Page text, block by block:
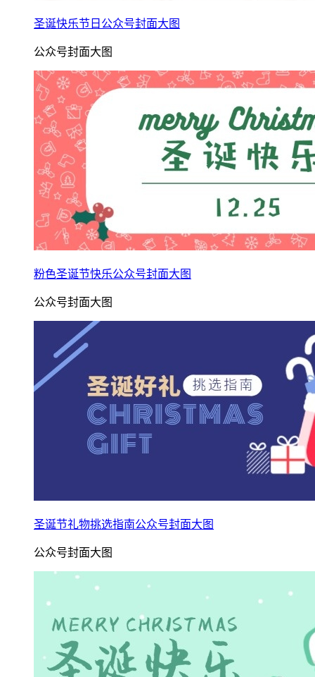
圣诞快乐节日公众号封面大图
公众号封面大图
粉色圣诞节快乐公众号封面大图
公众号封面大图
圣诞节礼物挑选指南公众号封面大图
公众号封面大图